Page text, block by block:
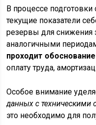
В процессе
текущие показатели
резервы для снижения
аналогичными
проходит обоснование
оплату труда,
Особое внимание
данных с техническими
это необходимо для